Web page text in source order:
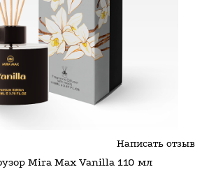
Написать отзыв
Mira Max Vanilla 110 мл